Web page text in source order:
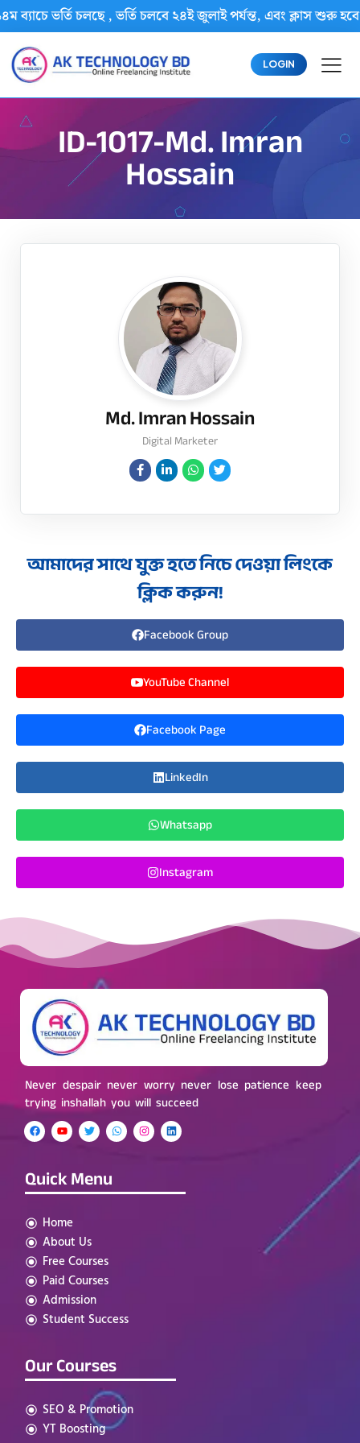
ব্যাচে ভর্তি চলছে , ভর্তি চলবে ২৪ই জুলাই পর্যন্ত, এবং ক্লাস শুরু
LOGIN
ID-1017-Md. Imran
Hossain
Md. Imran Hossain
Digital Marketer
আমাদের সাথে যুক্ত হতে নিচে দেওয়া লিংকে
ক্লিক করুন!
Facebook Group
YouTube Channel
Facebook Page
LinkedIn
Whatsapp
Instagram
Never despair never worry never lose patience keep
trying inshallah you will succeed
Quick Menu
Home
About Us
Free Courses
Paid Courses
Admission
Student Success
Our Courses
SEO & Promotion
YT Boosting